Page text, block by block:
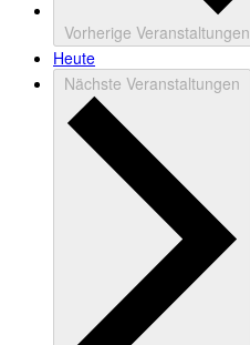
Vorherige Veranstaltungen
Heute
Nächste Veranstaltungen